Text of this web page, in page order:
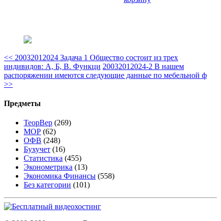
<< 20032012024 Задача 1 Общество состоит из трех
индивидов: А, Б, В. Функци 20032012024-2 В нашем
распоряжении имеются следующие данные по мебельной ф
>>
Предметы
ТеорВер (269)
МОР (62)
ОФВ (248)
Бухучет (16)
Статистика (455)
Эконометрика (13)
Экономика Финансы (558)
Без категории (101)